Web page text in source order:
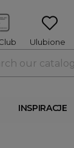
Ulubione
INSPIRACJE